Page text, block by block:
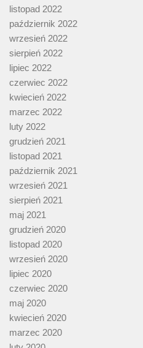
listopad 2022
październik 2022
wrzesień 2022
sierpień 2022
lipiec 2022
czerwiec 2022
kwiecień 2022
marzec 2022
luty 2022
grudzień 2021
listopad 2021
październik 2021
wrzesień 2021
sierpień 2021
maj 2021
grudzień 2020
listopad 2020
wrzesień 2020
lipiec 2020
czerwiec 2020
maj 2020
kwiecień 2020
marzec 2020